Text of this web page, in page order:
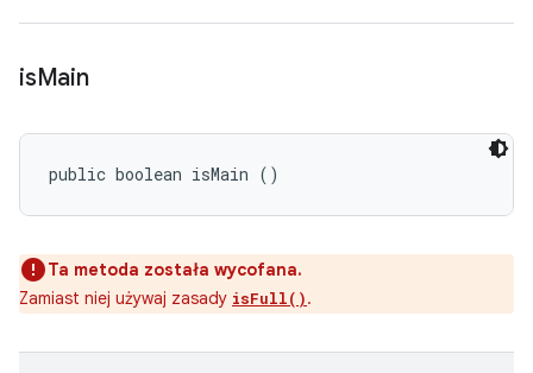
isMain
public boolean isMain ()
Ta metoda została wycofana.
Zamiast niej używaj zasady isFull().